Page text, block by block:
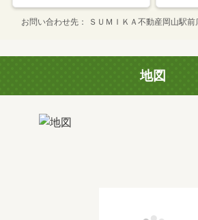
お問い合わせ先 ＳＵＭＩＫＡ不動産岡山駅
地図